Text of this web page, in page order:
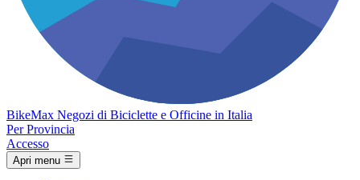
BikeMax Negozi di Biciclette e Officine in Italia
Per Provincia
Accesso
Apri menu